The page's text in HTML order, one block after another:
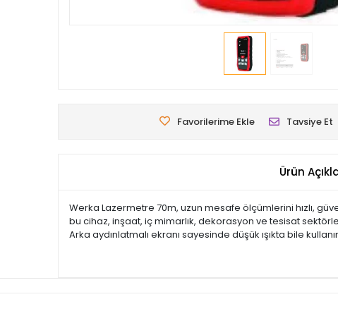
Favorilerime Ekle Tavsiye Et
Ürün
Werka Lazermetre 70m, uzun mesafe ölçümlerini hızlı,
bu cihaz, inşaat, iç mimarlık, dekorasyon ve tesisat
Arka aydınlatmalı ekranı sayesinde düşük ışıkta bile